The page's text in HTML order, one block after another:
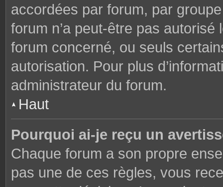
accordées par forum, par
forum n’a peut-être pas
forum concerné, ou seuls
autorisation. Pour plus
administrateur du forum.
Haut
Pourquoi ai-je reçu un
Chaque forum a son propre
pas une de ces règles, vous